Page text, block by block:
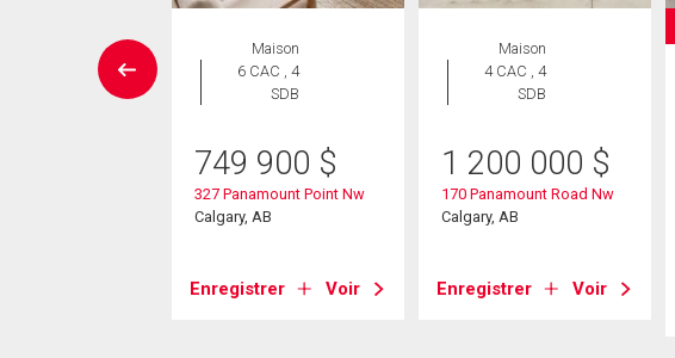
Maison
6 CAC , 4
SDB
749 900 $
327 Panamount Point Nw
Calgary, AB
Enregistrer Voir
Maison
4 CAC , 4
SDB
1 200 000 $
170 Panamount Road Nw
Calgary, AB
Enregistrer Voir